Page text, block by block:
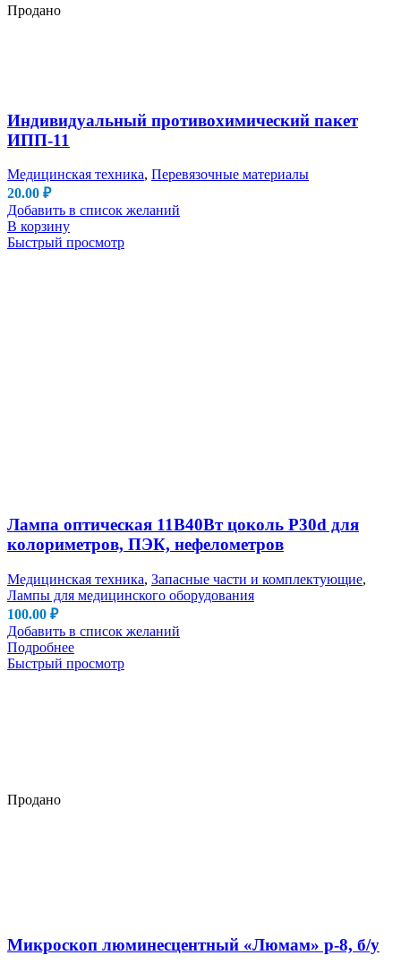
Продано
Индивидуальный противохимический пакет
ИПП-11
Медицинская техника, Перевязочные материалы
20.00 ₽
Добавить в список желаний
В корзину
Быстрый просмотр
Продано
Лампа оптическая 11В40Вт цоколь P30d для
колориметров, ПЭК, нефелометров
Медицинская техника, Запасные части и комплектующие,
Лампы для медицинского оборудования
100.00 ₽
Добавить в список желаний
Подробнее
Быстрый просмотр
Микроскоп люминесцентный «Люмам» р-8, б/у